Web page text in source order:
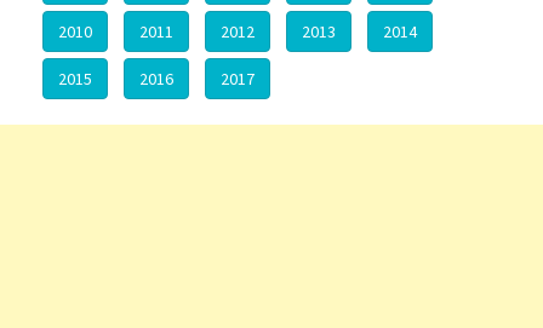
2010 2011 2012 2013 2014
2015 2016 2017